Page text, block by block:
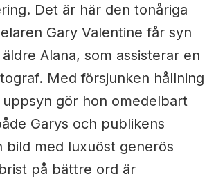
Det är här den tonåriga
Gary Valentine får syn
Alana, som assisterar en
Med försjunken hållning
gör hon omedelbart
Garys och publikens
bild med luxuöst generös
på bättre ord är